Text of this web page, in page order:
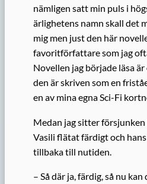
nämligen satt min puls i
ärlighetens namn skall det
mig men just den här
favoritförfattare som jag
Novellen jag började läsa
den är skriven som en
en av mina egna Sci-Fi
Medan jag sitter
Vasili flätat färdigt och
tillbaka till nutiden.
– Så där ja, färdig, så nu kan